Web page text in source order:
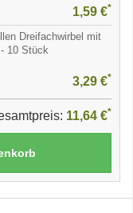
1,59 €*
Dreifachwirbel mit
10 Stück
3,29 €*
11,64 €*